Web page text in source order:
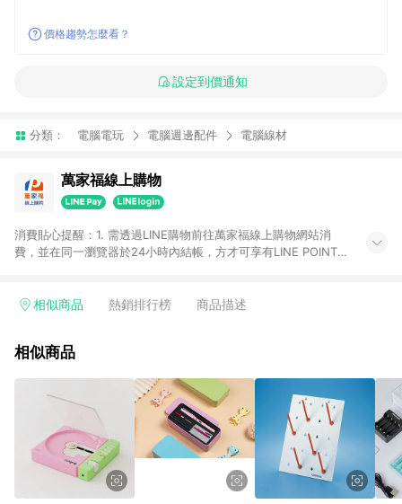
價格趨勢怎麼看？
設定到價通知
分類： 電腦電玩 電腦週邊配件 電腦線材
萬家福線上購物
消費貼心提醒：1. 需透過LINE購物前往萬家福線上購物網站消
費，並在同一瀏覽器於24小時內結帳，方才可享有LINE POINTS
4. 不具回饋資格種類商品：電子禮券。 5. 回饋點數計算將排除訂
錄，相關問題請於保留時間內聯絡客服中心，並由康達盛通生活
提供簡單、快速、輕鬆的購物流程及體驗，將不定期推出精選、
話題性或期間限定商品來滿足您的喜好。
相似商品 熱銷排行榜 商品描述
相似商品